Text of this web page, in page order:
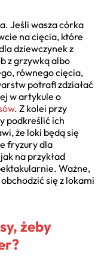
Jeśli wasza córka
na cięcia, które
dziewczynek z
z grzywką albo
równego cięcia,
potrafi zdziałać
w artykule o
. Z kolei przy
podkreślić ich
że loki będą się
fryzury dla
na przykład
Ważne,
się z lokami
żeby